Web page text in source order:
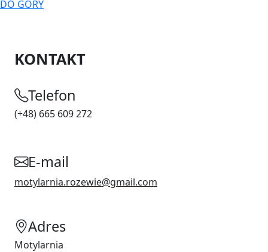
DO GÓRY
KONTAKT
Telefon
(+48) 665 609 272
E-mail
motylarnia.rozewie@gmail.com
Adres
Motylarnia